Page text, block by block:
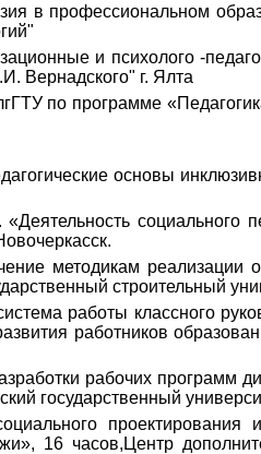
в профессиональном
технологий"
и психолого -
Вернадского" г. Ялта
по программе
основы
социального
методикам реализации
строительный
работы классного
работников
рабочих программ
государственный
проектирования и
16 часов,Центр